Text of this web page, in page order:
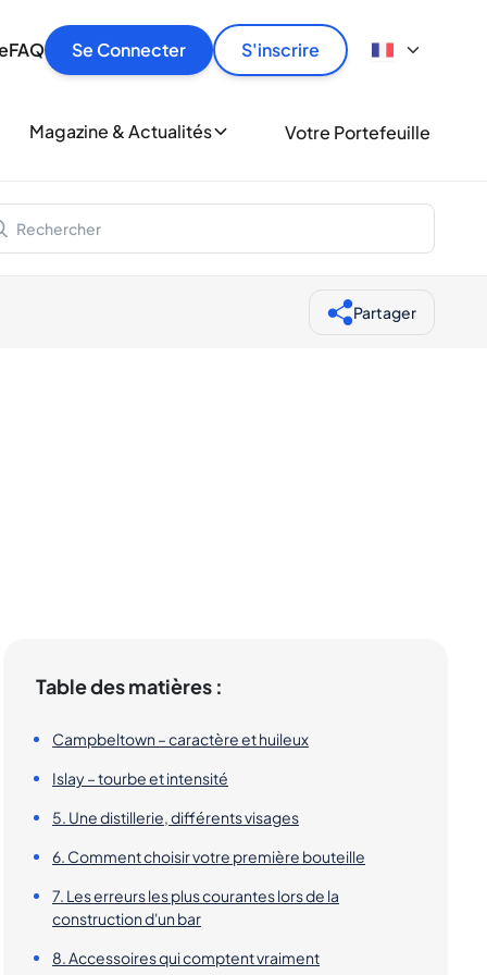
FAQ Se Connecter S'inscrire
en toute sécurité et au meilleur prix.
d'amateurs de whisky et de spiritueux.
Magazine & Actualités Votre Portefeuille
Partager
Table des matières :
Campbeltown – caractère et huileux
Islay – tourbe et intensité
5. Une distillerie, différents visages
6. Comment choisir votre première bouteille
7. Les erreurs les plus courantes lors de la
construction d'un bar
8. Accessoires qui comptent vraiment